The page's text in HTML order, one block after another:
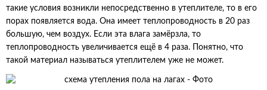
такие условия возникли непосредственно в утеплителе, то в его
порах появляется вода. Она имеет теплопроводность в 20 раз
большую, чем воздух. Если эта влага замёрзла, то
теплопроводность увеличивается ещё в 4 раза. Понятно, что
такой материал называться утеплителем уже не может.